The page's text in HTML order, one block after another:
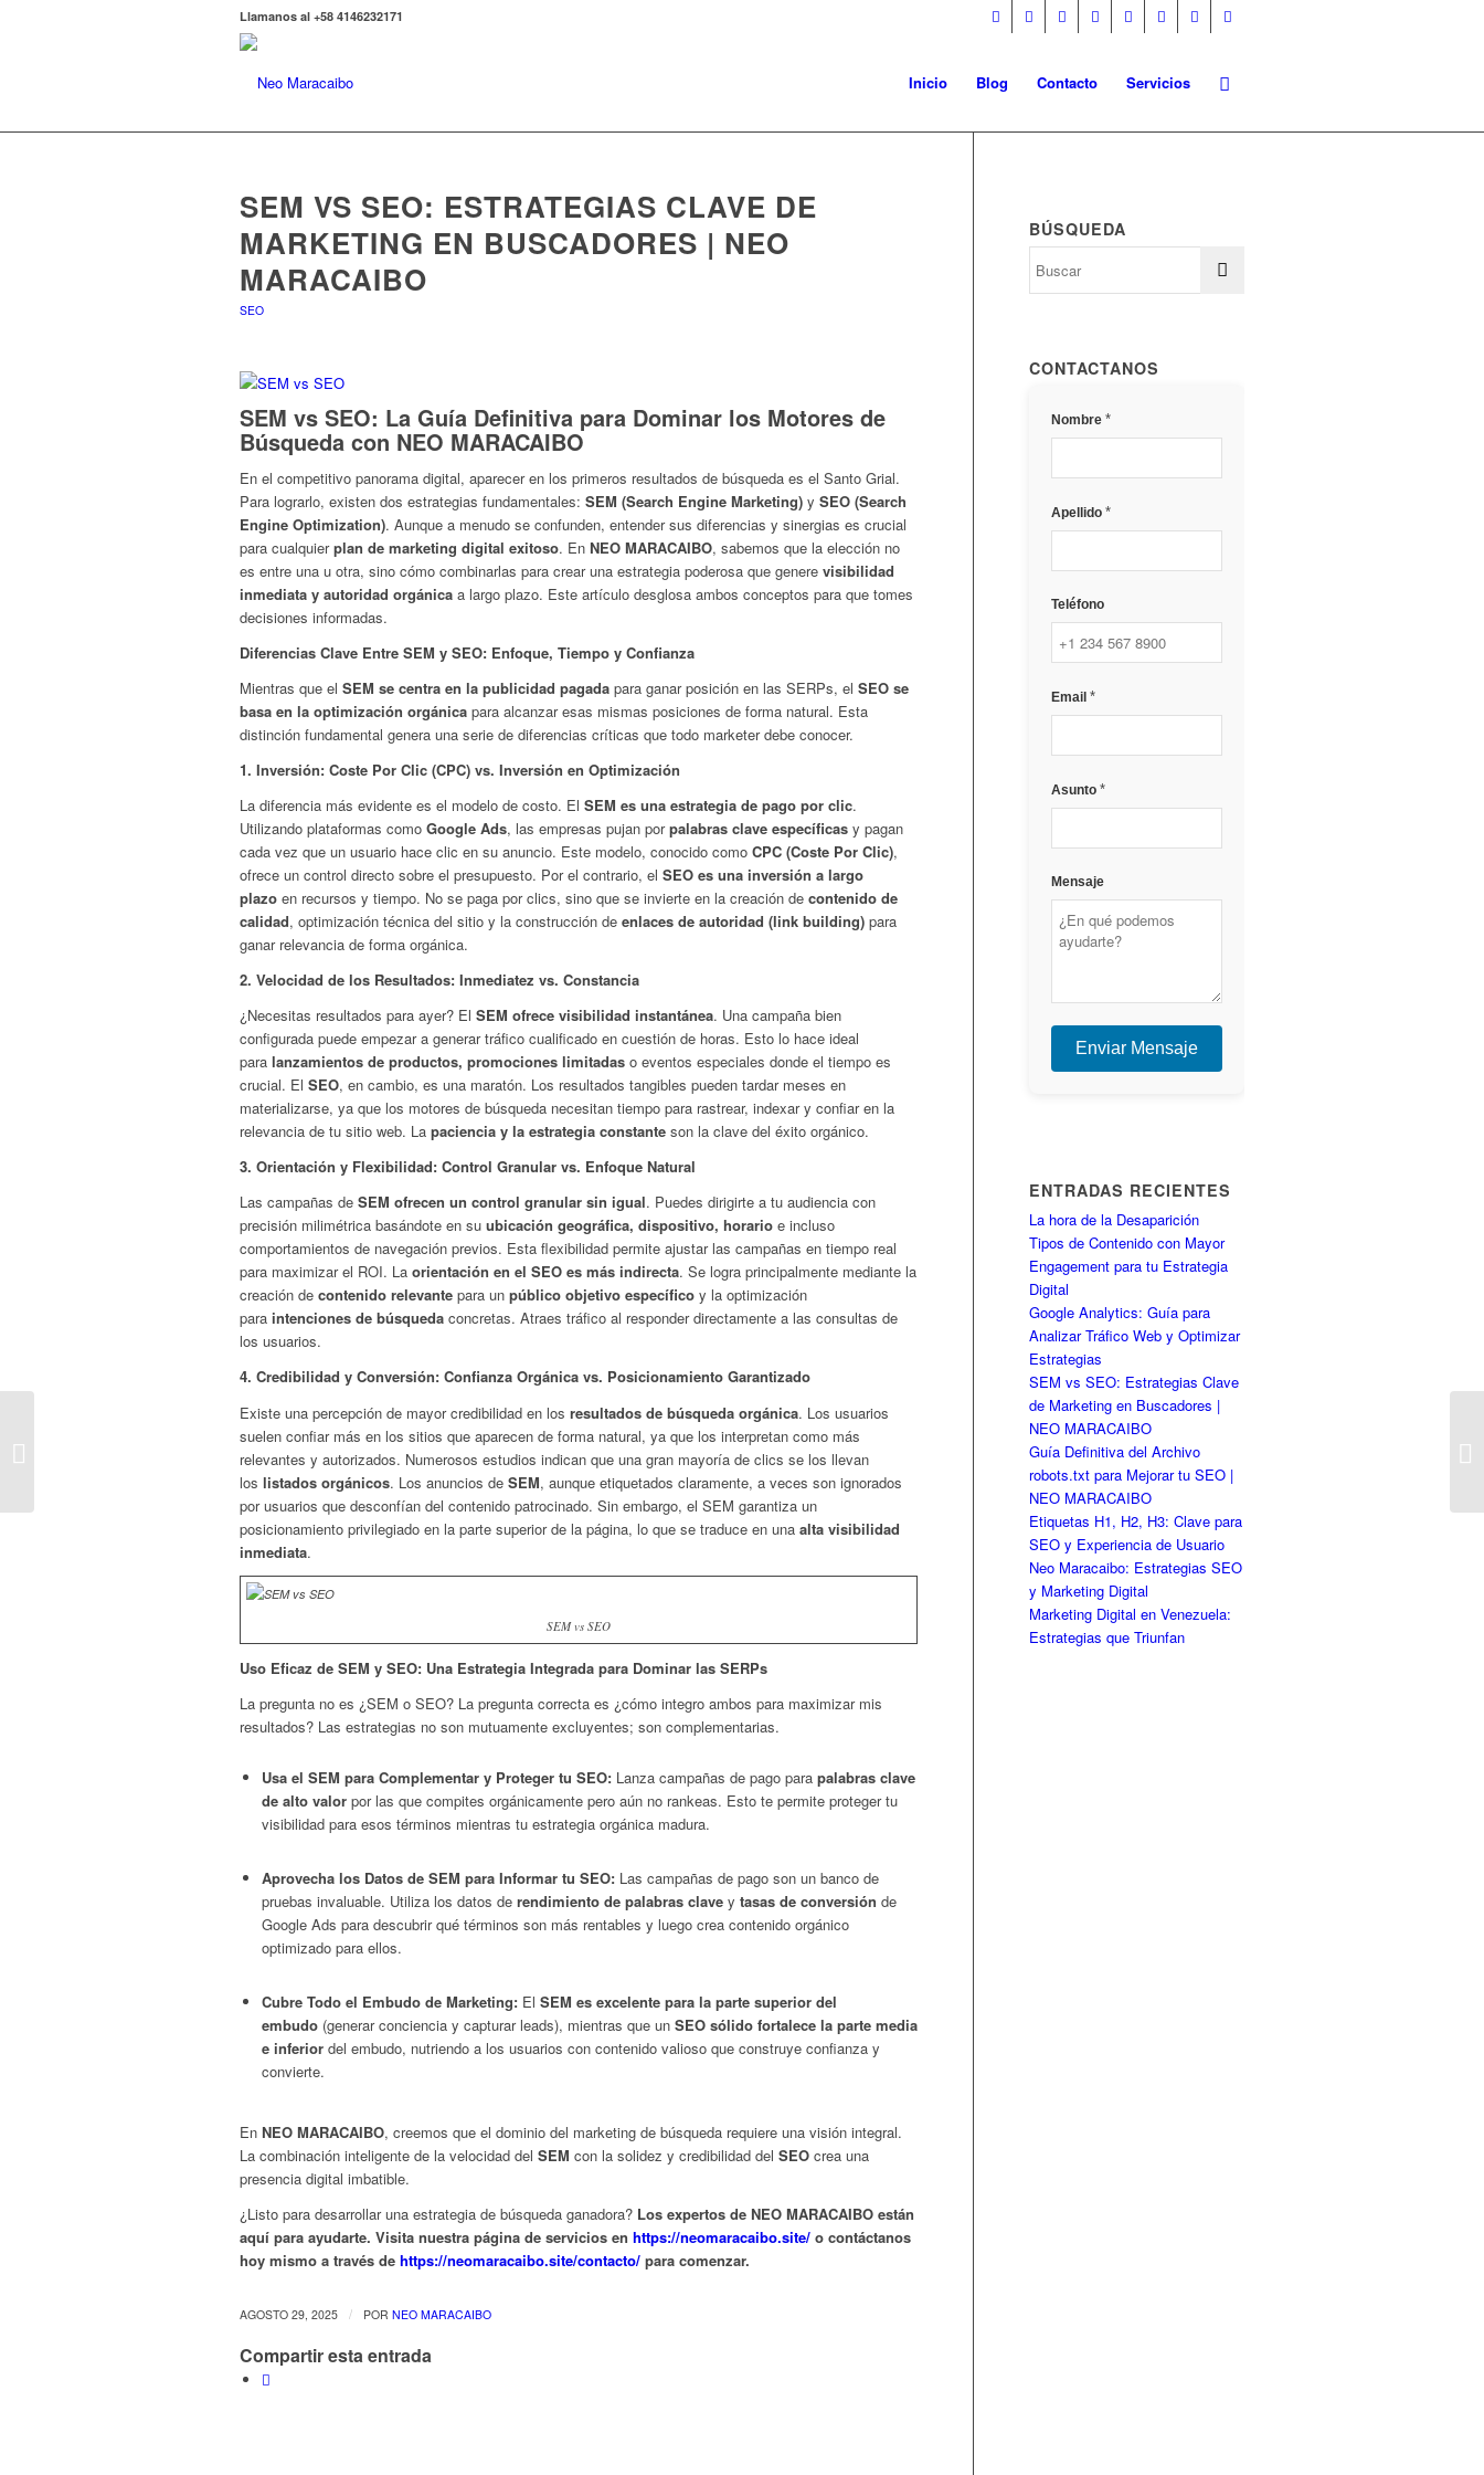
Llamanos al +58 4146232171
Inicio Blog Contacto Servicios
SEM VS SEO: ESTRATEGIAS CLAVE DE
MARKETING EN BUSCADORES | NEO
MARACAIBO
SEO
SEM vs SEO: La Guía Definitiva para Dominar los Motores de
Búsqueda con NEO MARACAIBO
En el competitivo panorama digital, aparecer en los primeros resultados de búsqueda es el Santo Grial.
Para lograrlo, existen dos estrategias fundamentales: SEM (Search Engine Marketing) y SEO (Search
Engine Optimization). Aunque a menudo se confunden, entender sus diferencias y sinergias es crucial
para cualquierplan de marketing digital exitoso. En NEO MARACAIBO, sabemos que la elección no
es entre una u otra, sino cómo combinarlas para crear una estrategia poderosa que genere visibilidad
inmediata y autoridad orgánica a largo plazo. Este artículo desglosa ambos conceptos para que tomes
decisiones informadas.
Diferencias Clave Entre SEM y SEO: Enfoque, Tiempo y Confianza
Mientras que el SEM se centra en la publicidad pagada para ganar posición en las SERPs, el SEO se
basa en la optimización orgánica para alcanzar esas mismas posiciones de forma natural. Esta
distinción fundamental genera una serie de diferencias críticas que todo marketer debe conocer.
1. Inversión: Coste Por Clic (CPC) vs. Inversión en Optimización
La diferencia más evidente es el modelo de costo. El SEM es una estrategia de pago por clic.
Utilizando plataformas como Google Ads, las empresas pujan porpalabras clave específicas y pagan
cada vez que un usuario hace clic en su anuncio. Este modelo, conocido como CPC (Coste Por Clic),
ofrece un control directo sobre el presupuesto. Por el contrario, el SEO es una inversión a largo
plazo en recursos y tiempo. No se paga por clics, sino que se invierte en la creación de contenido de
calidad, optimización técnica del sitio y la construcción de enlaces de autoridad (link building) para
ganar relevancia de forma orgánica.
2. Velocidad de los Resultados: Inmediatez vs. Constancia
¿Necesitas resultados para ayer? El SEM ofrece visibilidad instantánea. Una campaña bien
configurada puede empezar a generar tráfico cualificado en cuestión de horas. Esto lo hace ideal
para lanzamientos de productos, promociones limitadas o eventos especiales donde el tiempo es
crucial. El SEO, en cambio, es una maratón. Los resultados tangibles pueden tardar meses en
materializarse, ya que los motores de búsqueda necesitan tiempo para rastrear, indexar y confiar en la
relevancia de tu sitio web. La paciencia y la estrategia constante son la clave del éxito orgánico.
3. Orientación y Flexibilidad: Control Granular vs. Enfoque Natural
Las campañas de SEM ofrecen un control granular sin igual. Puedes dirigirte a tu audiencia con
precisión milimétrica basándote en su ubicación geográfica, dispositivo, horario e incluso
comportamientos de navegación previos. Esta flexibilidad permite ajustar las campañas en tiempo real
para maximizar el ROI. La orientación en el SEO es más indirecta. Se logra principalmente mediante la
creación de contenido relevante para un público objetivo específico y la optimización
para intenciones de búsqueda concretas. Atraes tráfico al responder directamente a las consultas de
los usuarios.
4. Credibilidad y Conversión: Confianza Orgánica vs. Posicionamiento Garantizado
Existe una percepción de mayor credibilidad en los resultados de búsqueda orgánica. Los usuarios
suelen confiar más en los sitios que aparecen de forma natural, ya que los interpretan como más
relevantes y autorizados. Numerosos estudios indican que una gran mayoría de clics se los llevan
los listados orgánicos. Los anuncios de SEM, aunque etiquetados claramente, a veces son ignorados
por usuarios que desconfían del contenido patrocinado. Sin embargo, el SEM garantiza un
posicionamiento privilegiado en la parte superior de la página, lo que se traduce en una alta visibilidad
inmediata.
SEM vs SEO
Uso Eficaz de SEM y SEO: Una Estrategia Integrada para Dominar las SERPs
La pregunta no es ¿SEM o SEO? La pregunta correcta es ¿cómo integro ambos para maximizar mis
resultados? Las estrategias no son mutuamente excluyentes; son complementarias.
Usa el SEM para Complementar y Proteger tu SEO: Lanza campañas de pago para palabras clave
de alto valor por las que compites orgánicamente pero aún no rankeas. Esto te permite proteger tu
visibilidad para esos términos mientras tu estrategia orgánica madura.
Aprovecha los Datos de SEM para Informar tu SEO: Las campañas de pago son un banco de
pruebas invaluable. Utiliza los datos de rendimiento de palabras clave y tasas de conversión de
Google Ads para descubrir qué términos son más rentables y luego crea contenido orgánico
optimizado para ellos.
Cubre Todo el Embudo de Marketing: El SEM es excelente para la parte superior del
embudo (generar conciencia y capturar leads), mientras que un SEO sólido fortalece la parte media
e inferior del embudo, nutriendo a los usuarios con contenido valioso que construye confianza y
convierte.
En NEO MARACAIBO, creemos que el dominio del marketing de búsqueda requiere una visión integral.
La combinación inteligente de la velocidad del SEM con la solidez y credibilidad del SEO crea una
presencia digital imbatible.
¿Listo para desarrollar una estrategia de búsqueda ganadora? Los expertos de NEO MARACAIBO están
aquí para ayudarte. Visita nuestra página de servicios en https://neomaracaibo.site/ o contáctanos
hoy mismo a través de https://neomaracaibo.site/contacto/ para comenzar.
AGOSTO 29, 2025 / POR NEO MARACAIBO
Compartir esta entrada
BÚSQUEDA
CONTACTANOS
Nombre*
Apellido*
Teléfono
Email*
Asunto*
Mensaje
Enviar Mensaje
ENTRADAS RECIENTES
La hora de la Desaparición
Tipos de Contenido con Mayor
Engagement para tu Estrategia
Digital
Google Analytics: Guía para
Analizar Tráfico Web y Optimizar
Estrategias
SEM vs SEO: Estrategias Clave
de Marketing en Buscadores |
NEO MARACAIBO
Guía Definitiva del Archivo
robots.txt para Mejorar tu SEO |
NEO MARACAIBO
Etiquetas H1, H2, H3: Clave para
SEO y Experiencia de Usuario
Neo Maracaibo: Estrategias SEO
y Marketing Digital
Marketing Digital en Venezuela:
Estrategias que Triunfan